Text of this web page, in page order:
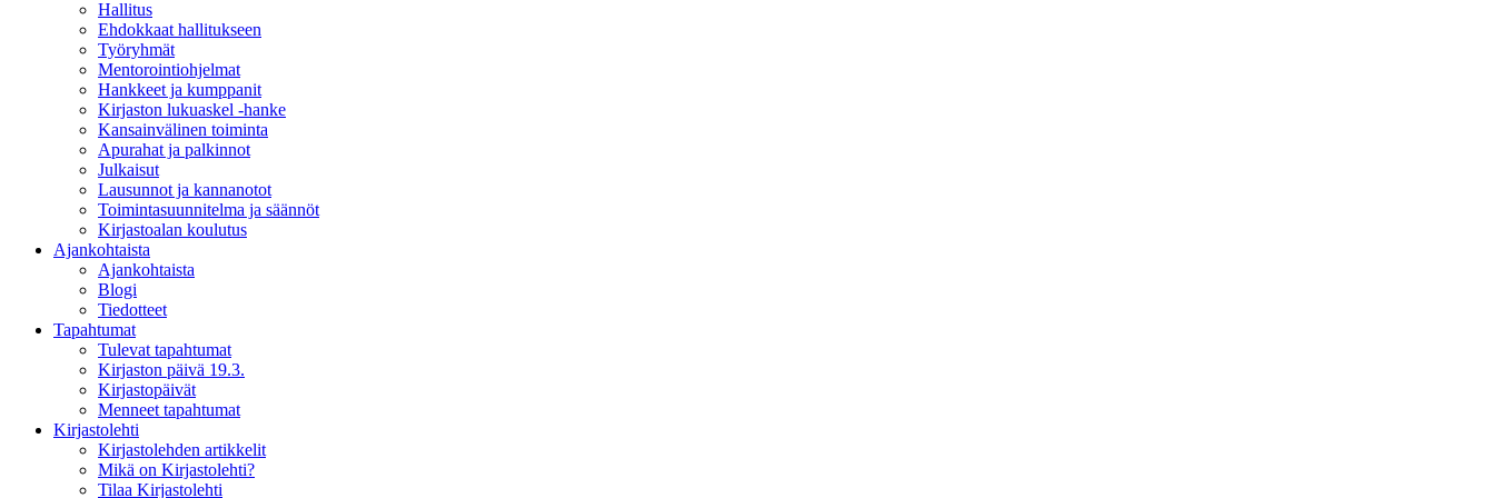
Hallitus
Ehdokkaat hallitukseen
Työryhmät
Mentorointi­ohjelmat
Hankkeet ja kumppanit
Kirjaston lukuaskel -hanke
Kansainvälinen toiminta
Apurahat ja palkinnot
Julkaisut
Lausunnot ja kannanotot
Toimintasuunnitelma ja säännöt
Kirjastoalan koulutus
Ajankohtaista
Ajankohtaista
Blogi
Tiedotteet
Tapahtumat
Tulevat tapahtumat
Kirjaston päivä 19.3.
Kirjastopäivät
Menneet tapahtumat
Kirjastolehti
Kirjastolehden artikkelit
Mikä on Kirjastolehti?
Tilaa Kirjastolehti